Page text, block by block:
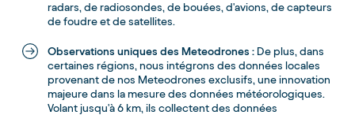
radars, de radiosondes, de bouées, d'avions, de capteurs
de foudre et de satellites.
Observations uniques des Meteodrones : De plus, dans
certaines régions, nous intégrons des données locales
provenant de nos Meteodrones exclusifs, une innovation
majeure dans la mesure des données météorologiques.
Volant jusqu'à 6 km, ils collectent des données